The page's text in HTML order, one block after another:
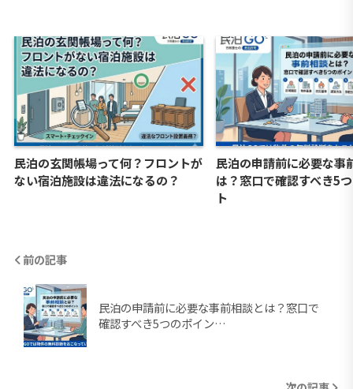
民泊の玄関帳場って何？フロントが
ない宿泊施設は違法になるの？
民泊の申請前に必要な事
は？窓口で確認すべき5
ト
前の記事
民泊の申請前に必要な事前相談とは？窓口で
確認すべき5つのポイン…